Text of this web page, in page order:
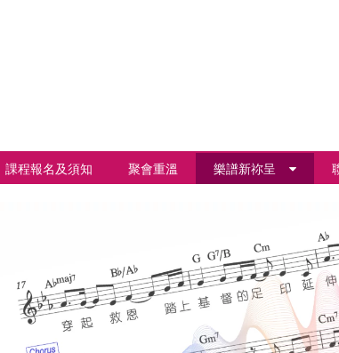
課程報名及須知 聚會重溫 樂譜新祢呈